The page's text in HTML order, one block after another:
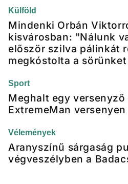
Külföld
Mindenki Orbán
kisvárosban: "Nálunk
először szilva pálinkát
megkóstolta a
Sport
Meghalt egy versenyző
ExtremeMan versenyen
Vélemények
Aranyszínű sárgaság
végveszélyben a